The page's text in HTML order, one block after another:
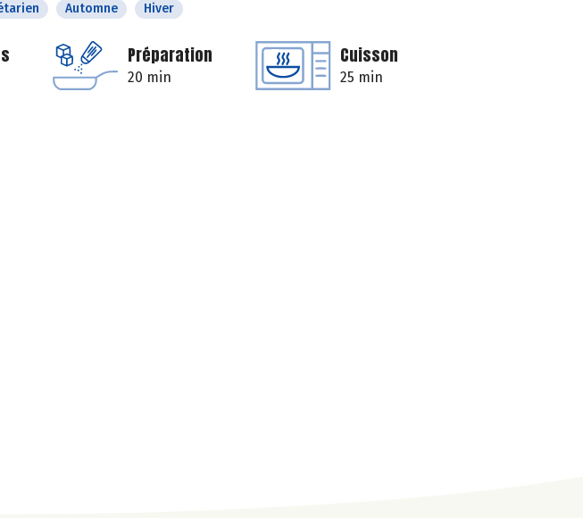
Automne Hiver
Préparation
20 min
Cuisson
25 min